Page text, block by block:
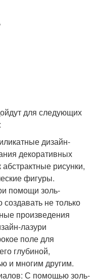
для следующих
дизайн-
декоративных
рисунки,
фигуры.
помощи золь-
не только
произведения
лазури
поле для
глубиной,
и многим другим.
С помощью золь-